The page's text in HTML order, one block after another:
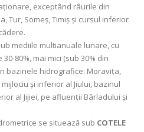
exceptând râurile din
Tur, Someș, Timiș și cursul inferior
mediile multianuale lunare, cu
80%, mai mici (sub 30% din
bazinele hidrografice: Moravița,
şi inferior al Jiului, bazinul
al Jijiei, pe afluenții Bârladului și
se situează sub COTELE